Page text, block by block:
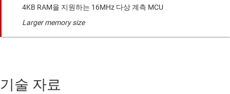
4KB RAM을 지원하는 16MHz 다상 계측 MCU
Larger memory size
기술 자료